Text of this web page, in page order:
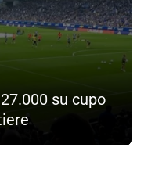
su cupo